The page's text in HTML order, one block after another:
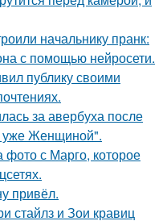
начальнику пранк:
с помощью нейросети.
публику своими
за авербуха после
уже Женщиной".
с Марго, которое
привёл.
стайлз и Зои кравиц